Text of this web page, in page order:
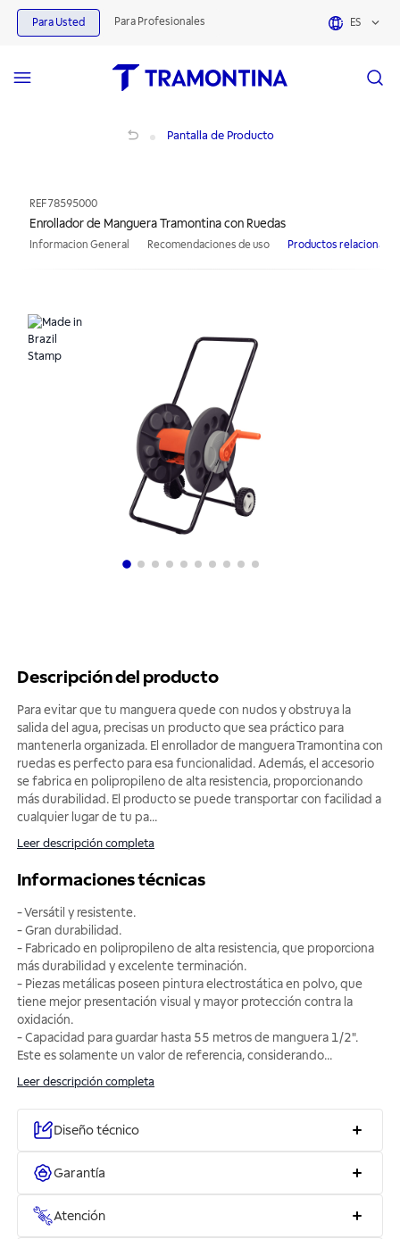
Para Usted Para Profesionales ES
Pantalla de Producto
REF78595000
Enrollador de Manguera Tramontina con Ruedas
Informacion General Recomendaciones de uso Productos
Descripción del producto
Para evitar que tu manguera quede con nudos y obstruya la
salida del agua, precisas un producto que sea práctico para
mantenerla organizada. El enrollador de manguera Tramontina con
ruedas es perfecto para esa funcionalidad. Además, el accesorio
se fabrica en polipropileno de alta resistencia, proporcionando
más durabilidad. El producto se puede transportar con facilidad a
cualquier lugar de tu pa...
Leer descripción completa
Informaciones técnicas
- Versátil y resistente.
- Gran durabilidad.
- Fabricado en polipropileno de alta resistencia, que proporciona
más durabilidad y excelente terminación.
- Piezas metálicas poseen pintura electrostática en polvo, que
tiene mejor presentación visual y mayor protección contra la
oxidación.
- Capacidad para guardar hasta 55 metros de manguera 1/2".
Este es solamente un valor de referencia, considerando...
Leer descripción completa
Diseño técnico
Garantía
Atención